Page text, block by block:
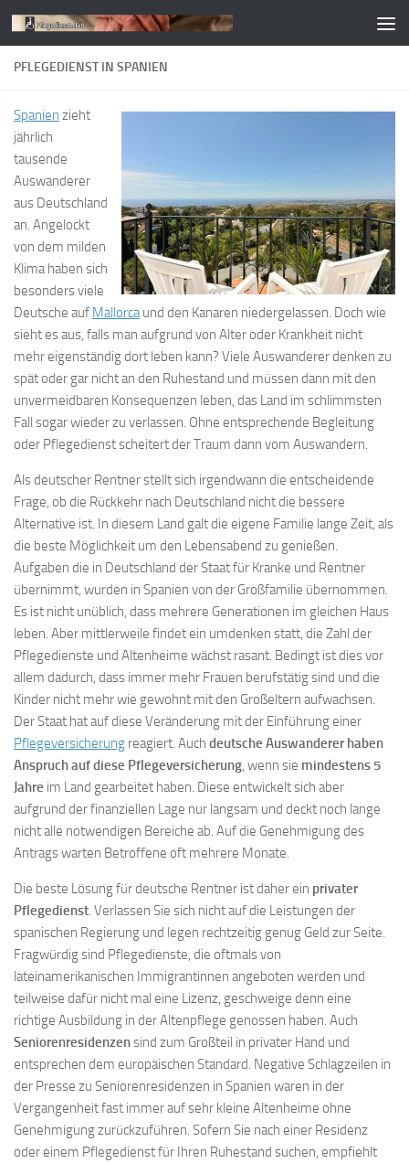
Zum Inhalt springen
PFLEGEDIENST IN SPANIEN
Spanien zieht
jährlich
tausende
Auswanderer
aus Deutschland
an. Angelockt
von dem milden
Klima haben sich
besonders viele
Deutsche auf Mallorcaund den Kanaren niedergelassen. Doch wie
sieht es aus, falls man aufgrund von Alter oder Krankheit nicht
mehr eigenständig dort leben kann? Viele Auswanderer denken zu
spät oder gar nicht an den Ruhestand und müssen dann mit den
unvermeidbaren Konsequenzen leben, das Land im schlimmsten
Fall sogar wieder zu verlassen. Ohne entsprechende Begleitung
oder Pflegedienst scheitert der Traum dann vom Auswandern.
Als deutscher Rentner stellt sich irgendwann die entscheidende
Frage, ob die Rückkehr nach Deutschland nicht die bessere
Alternative ist. In diesem Land galt die eigene Familie lange Zeit, als
die beste Möglichkeit um den Lebensabend zu genießen.
Aufgaben die in Deutschland der Staat für Kranke und Rentner
übernimmt, wurden in Spanien von der Großfamilie übernommen.
Es ist nicht unüblich, dass mehrere Generationen im gleichen Haus
leben. Aber mittlerweile findet ein umdenken statt, die Zahl der
Pflegedienste und Altenheime wächst rasant. Bedingt ist dies vor
allem dadurch, dass immer mehr Frauen berufstätig sind und die
Kinder nicht mehr wie gewohnt mit den Großeltern aufwachsen.
Der Staat hat auf diese Veränderung mit der Einführung einer
Pflegeversicherung reagiert. Auch deutsche Auswanderer haben
Anspruch auf diese Pflegeversicherung, wenn sie mindestens 5
Jahre im Land gearbeitet haben. Diese entwickelt sich aber
aufgrund der finanziellen Lage nur langsam und deckt noch lange
nicht alle notwendigen Bereiche ab. Auf die Genehmigung des
Antrags warten Betroffene oft mehrere Monate.
Die beste Lösung für deutsche Rentner ist daher ein privater
Pflegedienst. Verlassen Sie sich nicht auf die Leistungen der
spanischen Regierung und legen rechtzeitig genug Geld zur Seite.
Fragwürdig sind Pflegedienste, die oftmals von
lateinamerikanischen Immigrantinnen angeboten werden und
teilweise dafür nicht mal eine Lizenz, geschweige denn eine
richtige Ausbildung in der Altenpflege genossen haben. Auch
Seniorenresidenzensind zum Großteil in privater Hand und
entsprechen dem europäischen Standard. Negative Schlagzeilen in
der Presse zu Seniorenresidenzen in Spanien waren in der
Vergangenheit fast immer auf sehr kleine Altenheime ohne
Genehmigung zurückzuführen. Sofern Sie nach einer Residenz
oder einem Pflegedienst für Ihren Ruhestand suchen, empfiehlt